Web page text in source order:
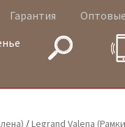
Гарантия
/Legrand Valena